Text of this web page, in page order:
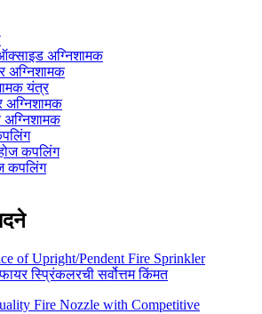
अग्निशामक
अग्निशामक
यंत्र
अग्निशामक
कपलिंग
कपलिंग
स्प्रिंकलरची सर्वोत्तम किंमत